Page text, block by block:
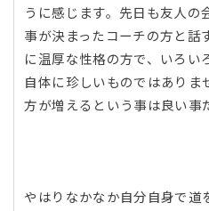
うに感じます。先日も友人の
事が決まったコーチの方と話
に温厚な性格の方で、いろい
自体に珍しいものではありま
方が増えるという事は良い事
やはりなかなか自分自身で道